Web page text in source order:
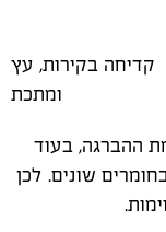
קדיחה בקירות, עץ
ומתכת
ההברגה, בעוד
שונים. לכן